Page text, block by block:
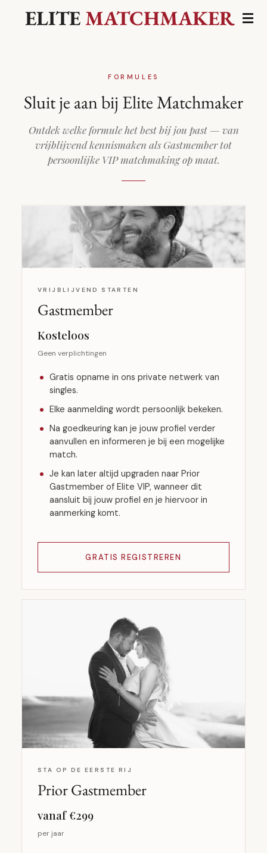
ELITEMATCHMAKER
FORMULES
Sluit je aan bij Elite Matchmaker
Ontdek welke formule het best bij jou past — van
vrijblijvend kennismaken als Gastmember tot
persoonlijke VIP matchmaking op maat.
VRIJBLIJVEND STARTEN
Gastmember
Kosteloos
Geen verplichtingen
Gratis opname in ons private netwerk van
singles.
Elke aanmelding wordt persoonlijk bekeken.
Na goedkeuring kan je jouw profiel verder
aanvullen en informeren je bij een mogelijke
match.
Je kan later altijd upgraden naar Prior
Gastmember of Elite VIP, wanneer dit
aansluit bij jouw profiel en je hiervoor in
aanmerking komt.
GRATIS REGISTREREN
STA OP DE EERSTE RIJ
Prior Gastmember
vanaf €299
per jaar